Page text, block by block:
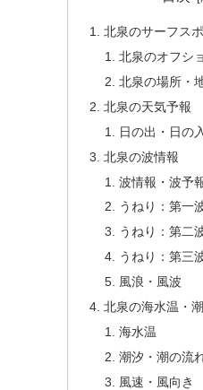
北泉のサーフス
北泉のオフシ
北泉の場所・
北泉の天気予報
日の出・日の
北泉の波情報
波情報・波予
うねり：第一
うねり：第二
うねり：第三
風浪・風波
北泉の海水温・
海水温
潮汐・潮の流
風速・風向き